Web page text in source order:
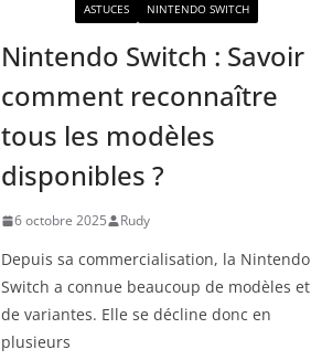
ASTUCES NINTENDO SWITCH
Nintendo Switch : Savoir
comment reconnaître
tous les modèles
disponibles ?
6 octobre 2025 Rudy
Depuis sa commercialisation, la Nintendo
Switch a connue beaucoup de modèles et
de variantes. Elle se décline donc en
plusieurs